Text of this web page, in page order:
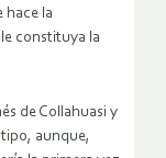
hace la
constituya la
de Collahuasi y
aunque,